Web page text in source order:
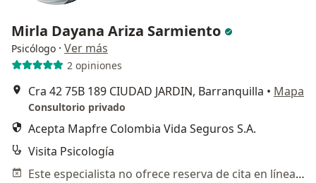
Mirla Dayana Ariza Sarmiento
Psicólogo · Ver más
2 opiniones
Cra 42 75B 189 CIUDAD JARDIN, Barranquilla • Mapa
Consultorio privado
Acepta Mapfre Colombia Vida Seguros S.A.
Visita Psicología
Este especialista no ofrece reserva de cita en línea en esta dirección.